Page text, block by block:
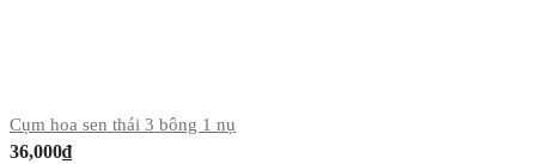
Cụm hoa sen thái 3 bông 1 nụ
36,000₫